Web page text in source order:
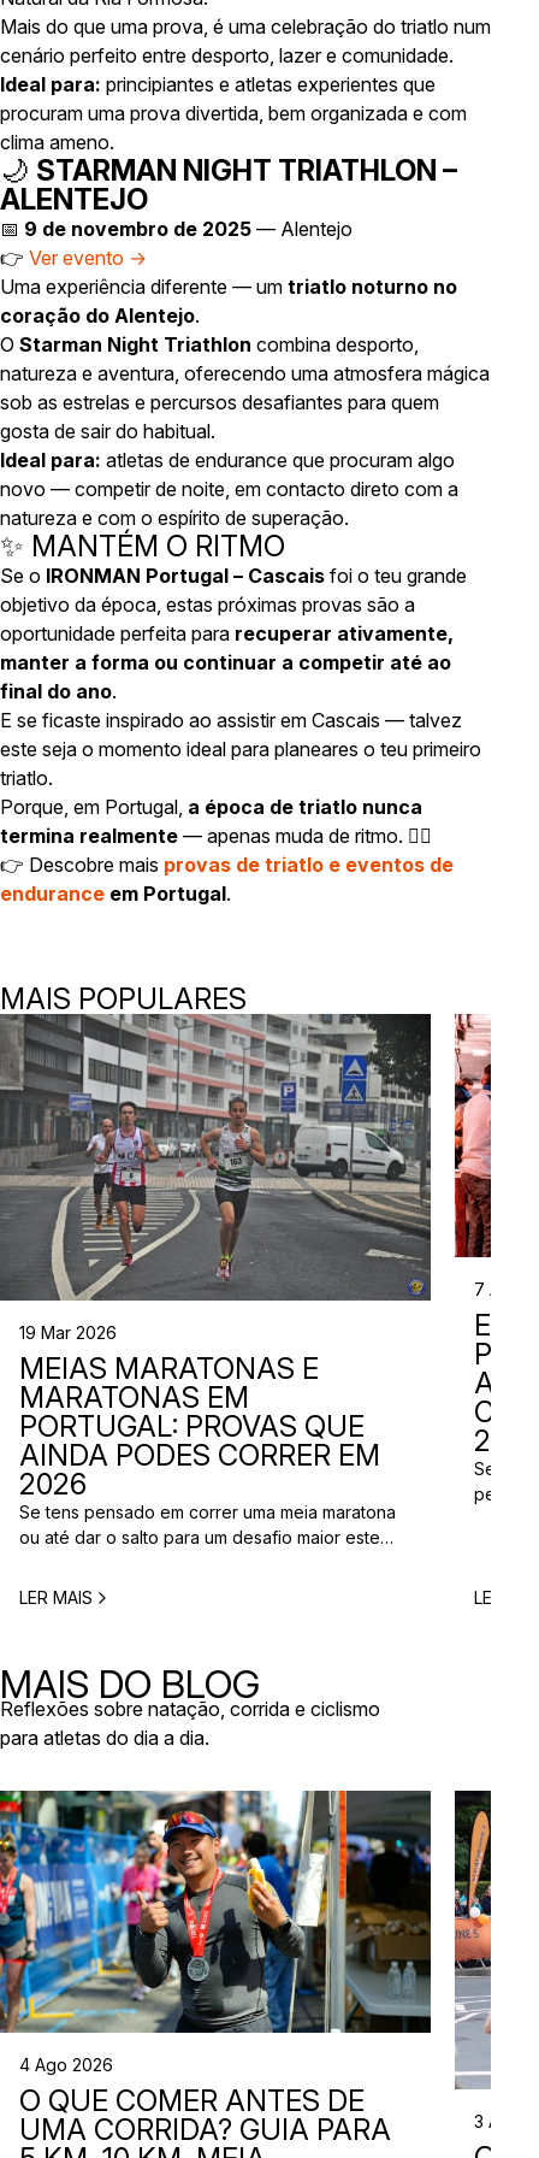
Mais do que uma prova, é uma celebração do triatlo num
cenário perfeito entre desporto, lazer e comunidade.
Ideal para: principiantes e atletas experientes que
procuram uma prova divertida, bem organizada e com
clima ameno.
🌙 STARMAN NIGHT TRIATHLON –
ALENTEJO
📅 9 de novembro de 2025 — Alentejo
👉 Ver evento →
Uma experiência diferente — um triatlo noturno no
coração do Alentejo.
O Starman Night Triathlon combina desporto,
natureza e aventura, oferecendo uma atmosfera mágica
sob as estrelas e percursos desafiantes para quem
gosta de sair do habitual.
Ideal para: atletas de endurance que procuram algo
novo — competir de noite, em contacto direto com a
natureza e com o espírito de superação.
✨ MANTÉM O RITMO
Se o IRONMAN Portugal – Cascais foi o teu grande
objetivo da época, estas próximas provas são a
oportunidade perfeita para recuperar ativamente,
manter a forma ou continuar a competir até ao
final do ano.
E se ficaste inspirado ao assistir em Cascais — talvez
este seja o momento ideal para planeares o teu primeiro
triatlo.
Porque, em Portugal, a época de triatlo nunca
termina realmente — apenas muda de ritmo. 🚴‍♀️
👉 Descobre mais provas de triatlo e eventos de
endurance em Portugal.
MAIS POPULARES
19 Mar 2026
MEIAS MARATONAS E
MARATONAS EM
PORTUGAL: PROVAS QUE
AINDA PODES CORRER EM
2026
Se tens pensado em correr uma meia maratona
ou até dar o salto para um desafio maior este
planear. Entre a primavera e o verão, o
LER MAIS
7 Abr
Se
perto
LER
MAIS DO BLOG
Reflexões sobre natação, corrida e ciclismo
para atletas do dia a dia.
4 Ago 2026
O QUE COMER ANTES DE
UMA CORRIDA? GUIA PARA
3 Ago